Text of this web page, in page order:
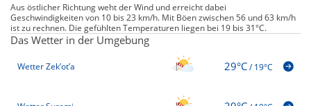
Aus östlicher Richtung weht der Wind und erreicht dabei
Geschwindigkeiten von 10 bis 23 km/h. Mit Böen zwischen 56 und 63 km/h
ist zu rechnen. Die gefühlten Temperaturen liegen bei 19 bis 31°C.
Das Wetter in der Umgebung
Wetter Zek’ot’a 29°C/19°C